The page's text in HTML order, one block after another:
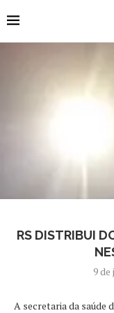
RS DISTRIBUI
9 de
A secretaria da saúde